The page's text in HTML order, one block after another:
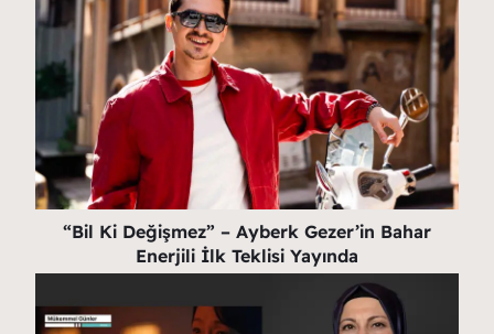
“Bil Ki Değişmez” – Ayberk Gezer’in Bahar
Enerjili İlk Teklisi Yayında